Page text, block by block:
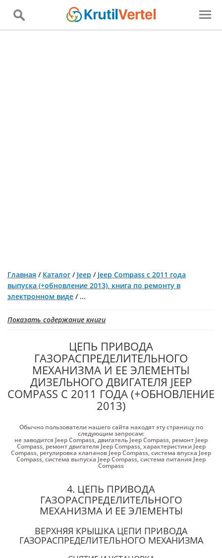
Главная / Каталог / Jeep / Jeep Compass с 2011 года
выпуска (+обновление 2013), книга по ремонту в
электронном виде / ...
Показать содержание книги
ЦЕПЬ ПРИВОДА
ГАЗОРАСПРЕДЕЛИТЕЛЬНОГО
МЕХАНИЗМА И ЕЕ ЭЛЕМЕНТЫ
ДИЗЕЛЬНОГО ДВИГАТЕЛЯ JEEP
COMPASS С 2011 ГОДА (+ОБНОВЛЕНИЕ
2013)
Обычно пользователи нашего сайта находят эту страницу по
следующим запросам:
не заводится Jeep Compass,двигатель Jeep Compass, ремонт Jeep
Compass, ремонт двигателя Jeep Compass,характеристики Jeep
Compass, регулировка клапанов Jeep Compass,система впуска Jeep
Compass,система выпуска Jeep Compass,система питания Jeep
Compass
4. ЦЕПЬ ПРИВОДА
ГАЗОРАСПРЕДЕЛИТЕЛЬНОГО
МЕХАНИЗМА И ЕЕ ЭЛЕМЕНТЫ
ВЕРХНЯЯ КРЫШКА ЦЕПИ ПРИВОДА
ГАЗОРАСПРЕДЕЛИТЕЛЬНОГО МЕХАНИЗМА